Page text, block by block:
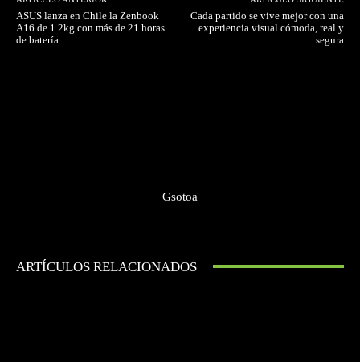
ASUS lanza en Chile la Zenbook
A16 de 1.2kg con más de 21 horas
de batería
Cada partido se vive mejor con una
experiencia visual cómoda, real y
segura
Gsotoa
ARTÍCULOS RELACIONADOS